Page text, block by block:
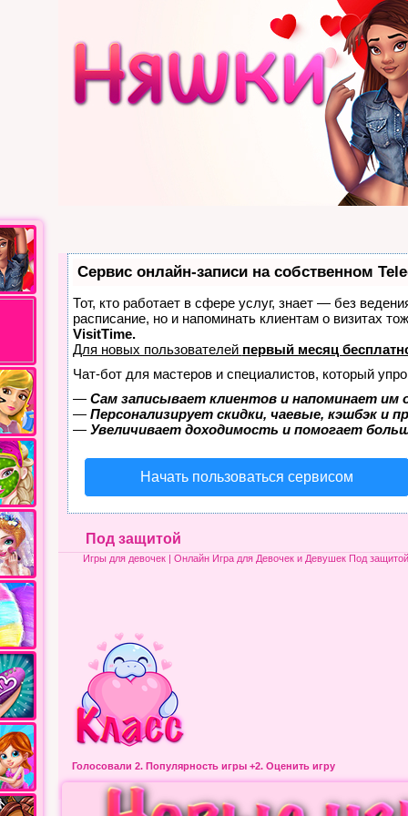
Сервис онлайн-записи на собственном
Тот, кто работает в сфере услуг, знает — без
расписание, но и напоминать клиентам о визитах
VisitTime.
Для новых пользователей первый месяц
Чат-бот для мастеров и специалистов, который
— Сам записывает клиентов и напоминает им
— Персонализирует скидки, чаевые, кэшбэк и
— Увеличивает доходимость и помогает
Начать пользоваться сервисом
Под защитой
Игры для девочек| Онлайн Игра для Девочек и Девушек Под защитой
Голосовали 2. Популярность игры +2. Оценить игру